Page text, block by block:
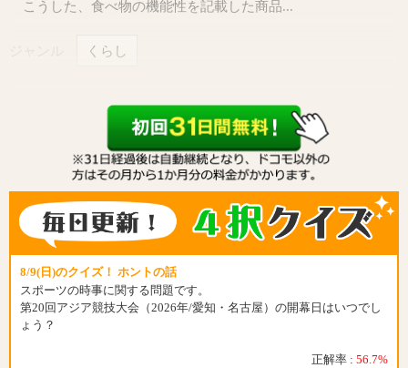
こうした、食べ物の機能性を記載した商品...
くらし
8/9(日)のクイズ！ ホントの話
スポーツの時事に関する問題です。
第20回アジア競技大会（2026年/愛知・名古屋）の開幕日はいつでし
ょう？
正解率 : 56.7%